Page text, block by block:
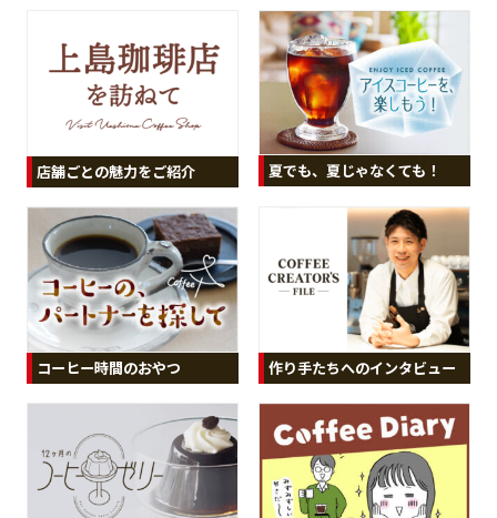
店舗ごとの魅力をご紹介 夏でも、夏じゃなくても！
コーヒー時間のおやつ 作り手たちへのインタビュー